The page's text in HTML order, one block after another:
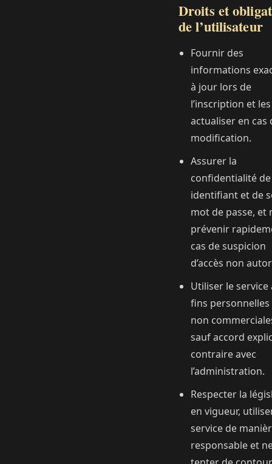
Droits et
de l’utilisateur
Fournir des
informations
à jour lors de
l’inscription et les
actualiser en cas
modification.
Assurer la
confidentialité
identifiant et de
mot de passe, et
prévenir
cas de suspicion
d’accès non
Utiliser le service
fins personnelles
non
sauf accord
contraire avec
l’administration.
Respecter la
en vigueur,
service de
responsable et